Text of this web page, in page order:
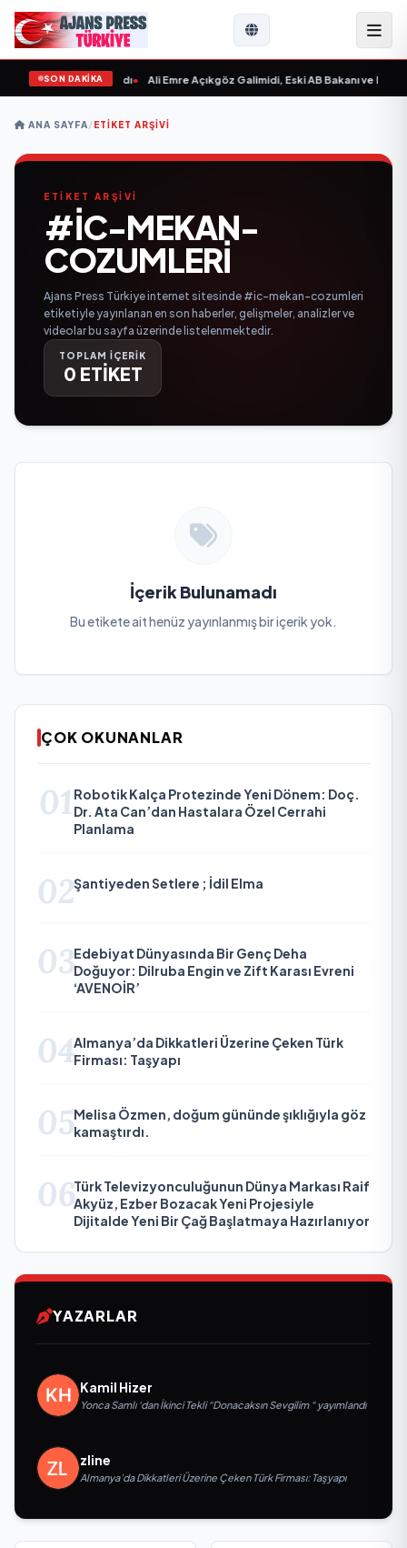
SON DAKİKA
Sevgilim “ yayımlandı• Ali Emre Açıkgöz Galimidi, Eski AB Bakanı ve
ANA SAYFA/ETIKET ARŞIVI
ETİKET ARŞİVİ
#IC-MEKAN-
COZUMLERI
Ajans Press Türkiye internet sitesinde #ic-mekan-cozumleri
etiketiyle yayınlanan en son haberler, gelişmeler, analizler ve
videolar bu sayfa üzerinde listelenmektedir.
TOPLAM İÇERİK
0 ETİKET
İçerik Bulunamadı
Bu etikete ait henüz yayınlanmış bir içerik yok.
ÇOK OKUNANLAR
01 Robotik Kalça Protezinde Yeni Dönem: Doç.
Dr. Ata Can’dan Hastalara Özel Cerrahi
Planlama
02Şantiyeden Setlere ; İdil Elma
03Edebiyat Dünyasında Bir Genç Deha
Doğuyor: Dilruba Engin ve Zift Karası Evreni
‘AVENOİR’
04Almanya’da Dikkatleri Üzerine Çeken Türk
Firması: Taşyapı
05Melisa Özmen, doğum gününde şıklığıyla göz
kamaştırdı.
06Türk Televizyonculuğunun Dünya Markası Raif
Akyüz, Ezber Bozacak Yeni Projesiyle
Dijitalde Yeni Bir Çağ Başlatmaya Hazırlanıyor
YAZARLAR
Kamil Hizer
Yonca Samlı ‘dan İkinci Tekli “Donacaksın Sevgilim “ yayımlandı
zline
Almanya’da Dikkatleri Üzerine Çeken Türk Firması: Taşyapı